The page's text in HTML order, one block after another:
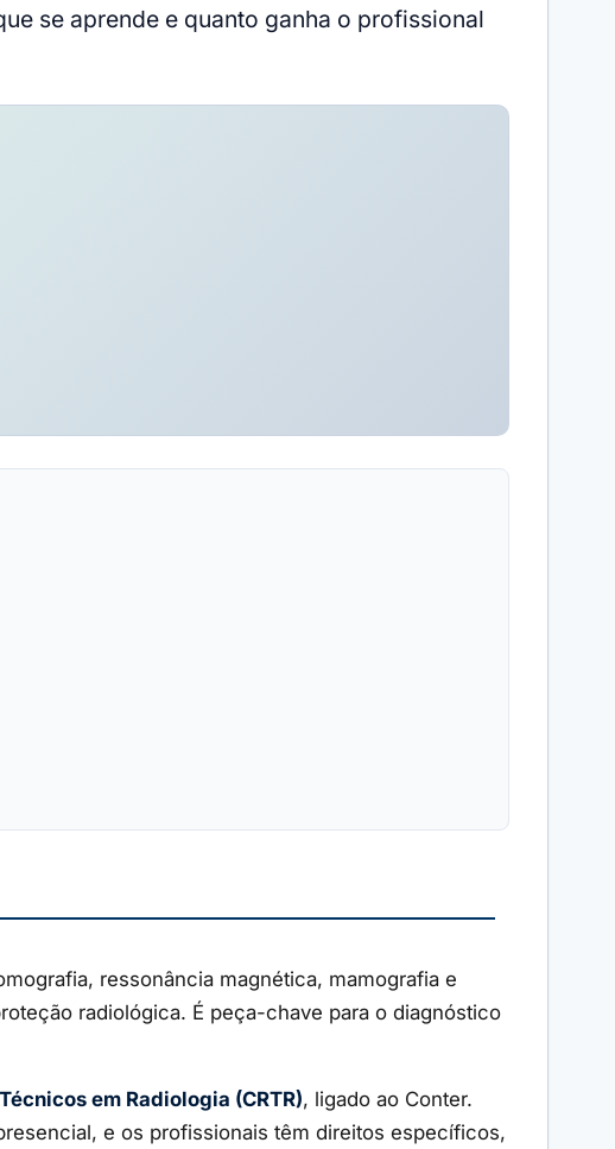
se aprende e quanto ganha o profissional
ressonância magnética, mamografia e
radiológica. É peça-chave para o diagnóstico
em Radiologia (CRTR), ligado ao Conter.
e os profissionais têm direitos específicos,